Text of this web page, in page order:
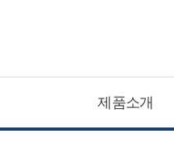
제품소개